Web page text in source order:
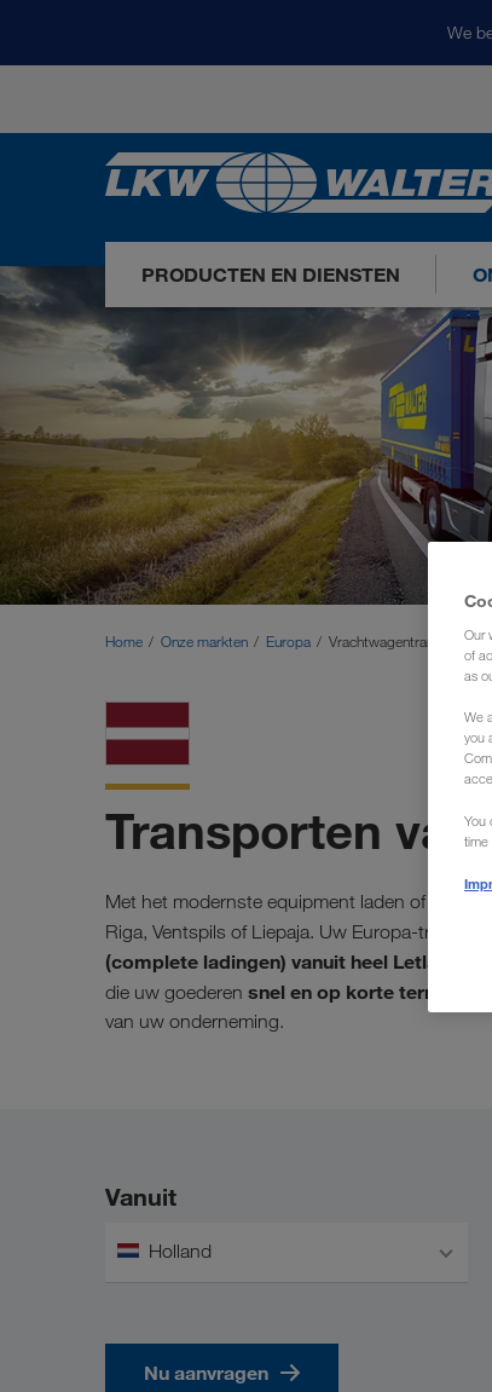
We
PRODUCTEN EN DIENSTEN
Home Onze markten Europa Vrachtwagentransporten
Transporten
Met het modernste equipment laden of lossen
Riga, Ventspils of Liepaja. Uw Europa-
(complete ladingen) vanuit heel Letland
die uw goederen snel en op korte termijn
van uw onderneming.
Vanuit
Holland
Nu aanvragen
Our
of
as
We
you
You
time